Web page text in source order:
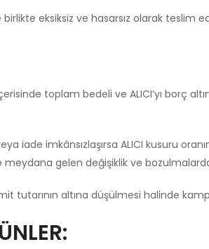
eksiksiz ve hasarsız olarak teslim
toplam bedeli ve ALICI’yı borç
iade imkânsızlaşırsa ALICI kusuru
gelen değişiklik ve
tutarının altına düşülmesi halinde